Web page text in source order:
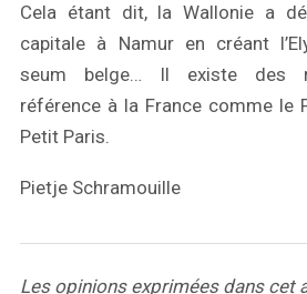
Cela étant dit, la Wallonie a
capitale à Namur en créant
seum belge… Il existe des
référence à la France comme le
Petit Paris.
Pietje Schramouille
Les opinions exprimées dans cet